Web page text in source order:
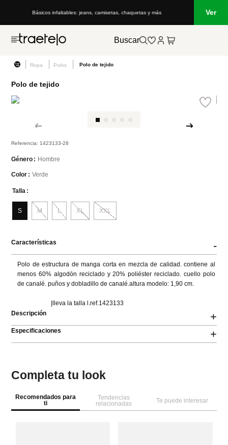
Básicos infaltables: jeans, camisetas, chaquetas y más Ver
Buscar
Ropa Polos Polo de tejido
Polo de tejido
Referencia: 1423133-28
Género Hombre
Color Verde
Talla
L
M
S XL XXL
Características -
Polo de estructura de manga corta en mezcla de calidad. contiene al
menos 60% algodón reciclado y 20% poliéster reciclado. cuello polo
de canalé. puños y dobladillo de canalé.altura modelo: 1,90 cm.
                      |lleva la talla l.ref.1423133
Descripción
+
Especificaciones +
Completa tu look
Recomendados para
ti
Tendencias
relacionadas
Te puede interesar